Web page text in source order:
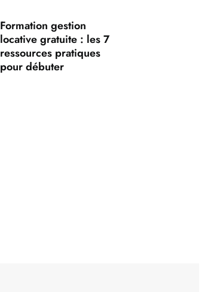
Formation gestion
locative gratuite : les 7
ressources pratiques
pour débuter